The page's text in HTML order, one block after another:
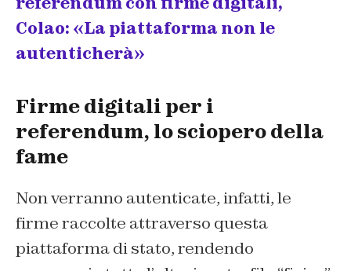
Colao: «La piattaforma non le
autenticherà»
Firme digitali per i
referendum, lo sciopero della
fame
Non verranno autenticate, infatti, le
firme raccolte attraverso questa
piattaforma di stato, rendendo